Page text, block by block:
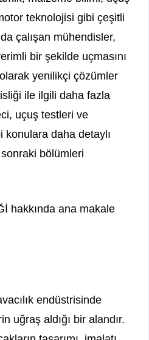
teknolojisi gibi çeşitli
çalışan mühendisler,
bir şekilde uçmasını
yenilikçi çözümler
ile ilgili daha fazla
uçuş testleri ve
daha detaylı
bölümleri
hakkında ana makale
endüstrisinde
uğraş aldığı bir alandır.